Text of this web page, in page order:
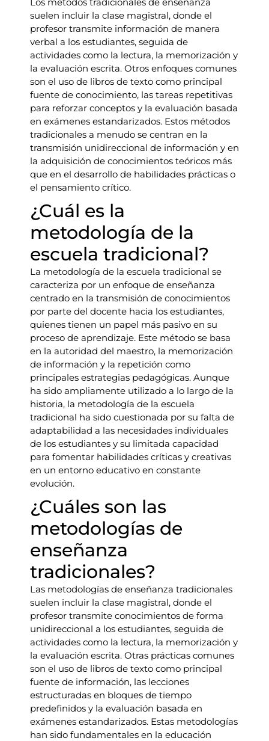
suelen incluir la clase magistral, donde el
profesor transmite información de manera
verbal a los estudiantes, seguida de
actividades como la lectura, la memorización y
la evaluación escrita. Otros enfoques comunes
son el uso de libros de texto como principal
fuente de conocimiento, las tareas repetitivas
para reforzar conceptos y la evaluación basada
en exámenes estandarizados. Estos métodos
tradicionales a menudo se centran en la
transmisión unidireccional de información y en
la adquisición de conocimientos teóricos más
que en el desarrollo de habilidades prácticas o
el pensamiento crítico.
¿Cuál es la
metodología de la
escuela tradicional?
La metodología de la escuela tradicional se
caracteriza por un enfoque de enseñanza
centrado en la transmisión de conocimientos
por parte del docente hacia los estudiantes,
quienes tienen un papel más pasivo en su
proceso de aprendizaje. Este método se basa
en la autoridad del maestro, la memorización
de información y la repetición como
principales estrategias pedagógicas. Aunque
ha sido ampliamente utilizado a lo largo de la
historia, la metodología de la escuela
tradicional ha sido cuestionada por su falta de
adaptabilidad a las necesidades individuales
de los estudiantes y su limitada capacidad
para fomentar habilidades críticas y creativas
en un entorno educativo en constante
evolución.
¿Cuáles son las
metodologías de
enseñanza
tradicionales?
Las metodologías de enseñanza tradicionales
suelen incluir la clase magistral, donde el
profesor transmite conocimientos de forma
unidireccional a los estudiantes, seguida de
actividades como la lectura, la memorización y
la evaluación escrita. Otras prácticas comunes
son el uso de libros de texto como principal
fuente de información, las lecciones
estructuradas en bloques de tiempo
predefinidos y la evaluación basada en
exámenes estandarizados. Estas metodologías
han sido fundamentales en la educación